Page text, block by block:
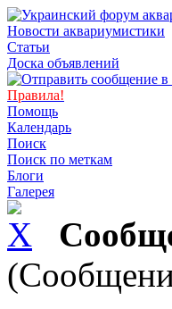
Новости аквариумистики
Статьи
Доска объявлений
Правила!
Помощь
Календарь
Поиск
Поиск по меткам
Блоги
Галерея